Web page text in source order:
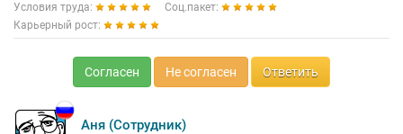
Условия труда:
Соц.пакет:
Карьерный рост:
Согласен Не согласен Ответить
Аня (Сотрудник)